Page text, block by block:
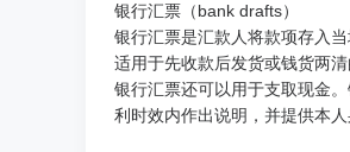
银行汇票（bank drafts）
银行汇票是汇款人将款项存入
适用于先收款后发货或钱货两
银行汇票还可以用于支取现金
利时效内作出说明，并提供本